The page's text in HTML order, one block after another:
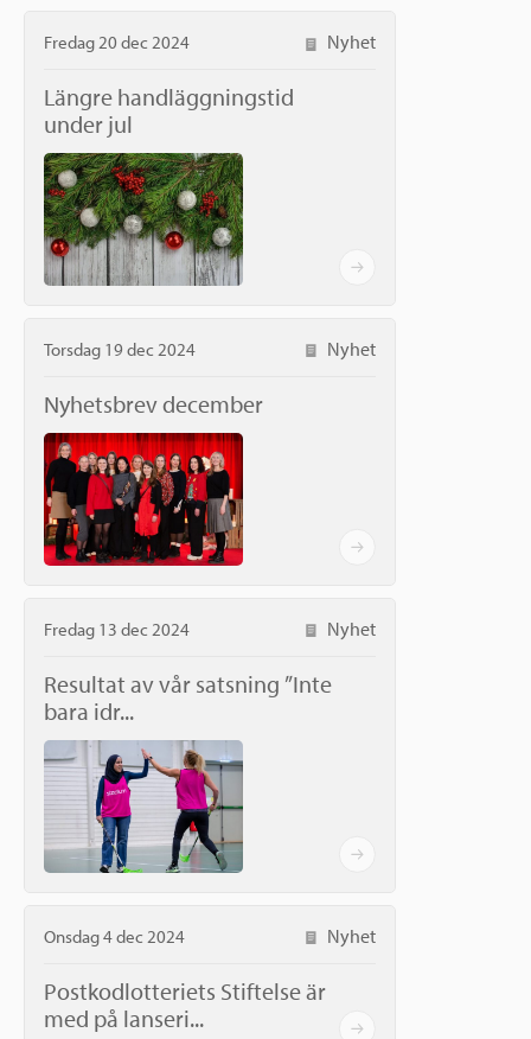
Fredag 20 dec 2024 Nyhet
Längre handläggningstid
under jul
Torsdag 19 dec 2024 Nyhet
Nyhetsbrev december
Fredag 13 dec 2024 Nyhet
Resultat av vår satsning ”Inte
bara idr...
Onsdag 4 dec 2024 Nyhet
Postkodlotteriets Stiftelse är
med på lanseri...